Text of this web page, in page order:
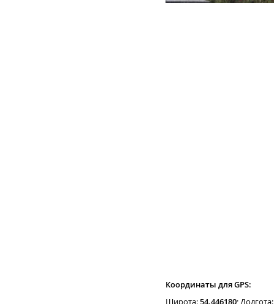
Координаты для GPS:
Широта:54.446180; Долгота: